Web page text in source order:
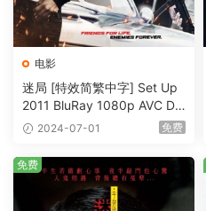
电影
迷局 [特效简繁中字] Set Up
2011 BluRay 1080p AVC DT
S-HD MA5.1-shhaclm@CHD
2024-07-01 免费
免费